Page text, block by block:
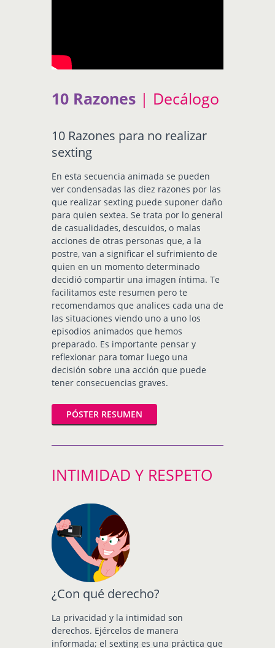
10 Razones | Decálogo
10 Razones para no realizar
sexting
En esta secuencia animada se pueden
ver condensadas las diez razones por las
que realizar sexting puede suponer daño
para quien sextea. Se trata por lo general
de casualidades, descuidos, o malas
acciones de otras personas que, a la
postre, van a significar el sufrimiento de
quien en un momento determinado
decidió compartir una imagen íntima. Te
facilitamos este resumen pero te
recomendamos que analices cada una de
las situaciones viendo uno a uno los
episodios animados que hemos
preparado. Es importante pensar y
reflexionar para tomar luego una
decisión sobre una acción que puede
tener consecuencias graves.
PÓSTER RESUMEN
INTIMIDAD Y RESPETO
¿Con qué derecho?
La privacidad y la intimidad son
derechos. Ejércelos de manera
informada; el sexting es una práctica que